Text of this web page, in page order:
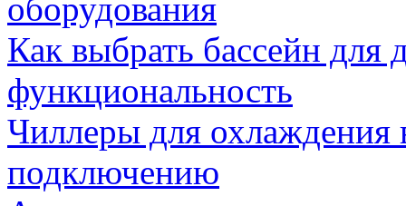
оборудования
Как выбрать бассейн для
функциональность
Чиллеры для охлаждения
подключению